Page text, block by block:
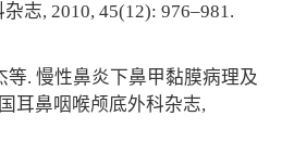
志, 2010, 45(12): 976–981.
等. 慢性鼻炎下鼻甲黏膜病理及
耳鼻咽喉颅底外科杂志,